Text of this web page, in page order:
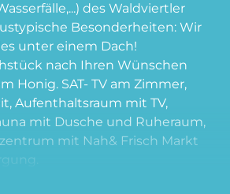
des Waldviertler
Besonderheiten: Wir
unter einem Dach!
nach Ihren Wünschen
Honig. SAT- TV am Zimmer,
Aufenthaltsraum mit TV,
mit Dusche und Ruheraum,
mit Nah& Frisch Markt